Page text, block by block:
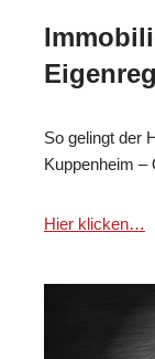
So gelingt der
Kuppenheim –
Hier klicken…